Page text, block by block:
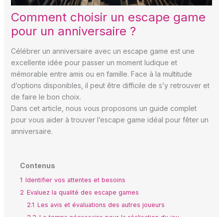
Comment choisir un escape game
pour un anniversaire ?
Célébrer un anniversaire avec un escape game est une
excellente idée pour passer un moment ludique et
mémorable entre amis ou en famille. Face à la multitude
d’options disponibles, il peut être difficile de s’y retrouver et
de faire le bon choix.
Dans cet article, nous vous proposons un guide complet
pour vous aider à trouver l’escape game idéal pour fêter un
anniversaire.
Contenus
1 Identifier vos attentes et besoins
2 Evaluez la qualité des escape games
2.1 Les avis et évaluations des autres joueurs